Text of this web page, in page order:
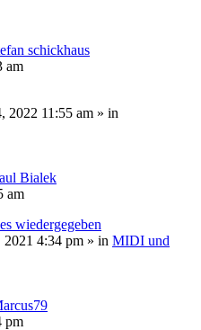
schickhaus
am
2022 11:55 am » in
Bialek
am
wiedergegeben
4:34 pm » in MIDI und
pm